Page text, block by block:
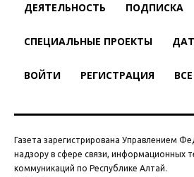
ДЕЯТЕЛЬНОСТЬ ПОДПИСКА
СПЕЦИАЛЬНЫЕ ПРОЕКТЫ
ВОЙТИ РЕГИСТРАЦИЯ
Газета зарегистрирована Управлением
надзору в сфере связи, информационных
коммуникаций по Республике Алтай.